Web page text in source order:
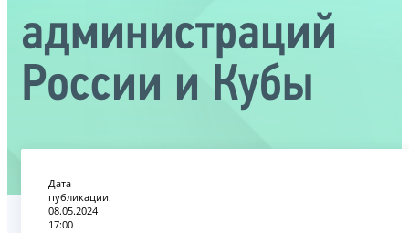
администраций
России и Кубы
Дата
публикации:
08.05.2024
17:00